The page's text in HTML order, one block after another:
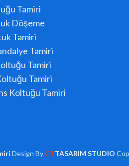
Tamiri
Döşeme
Tamiri
Tamiri
Tamiri
Tamiri
Koltuğu Tamiri
Design By CTTASARIM STUDIO